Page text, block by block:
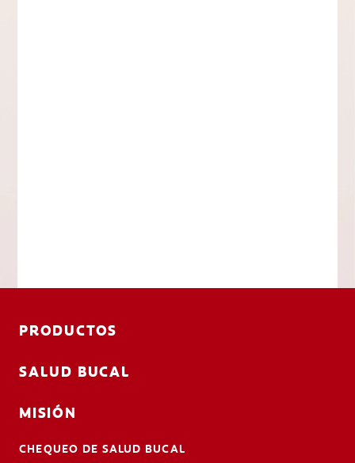
PRODUCTOS
SALUD BUCAL
MISIÓN
CHEQUEO DE SALUD BUCAL